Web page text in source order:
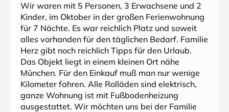
Wir waren mit 5 Personen, 3 Erwachsene und 2
Kinder, im Oktober in der großen Ferienwohnung
für 7 Nächte. Es war reichlich Platz und soweit
alles vorhanden für den täglichen Bedarf. Familie
Herz gibt noch reichlich Tipps für den Urlaub.
Das Objekt liegt in einem kleinen Ort nähe
München. Für den Einkauf muß man nur wenige
Kilometer fahren. Alle Rolläden sind elektrisch,
ganze Wohnung ist mit Fußbodenheizung
ausgestattet. Wir möchten uns bei der Familie